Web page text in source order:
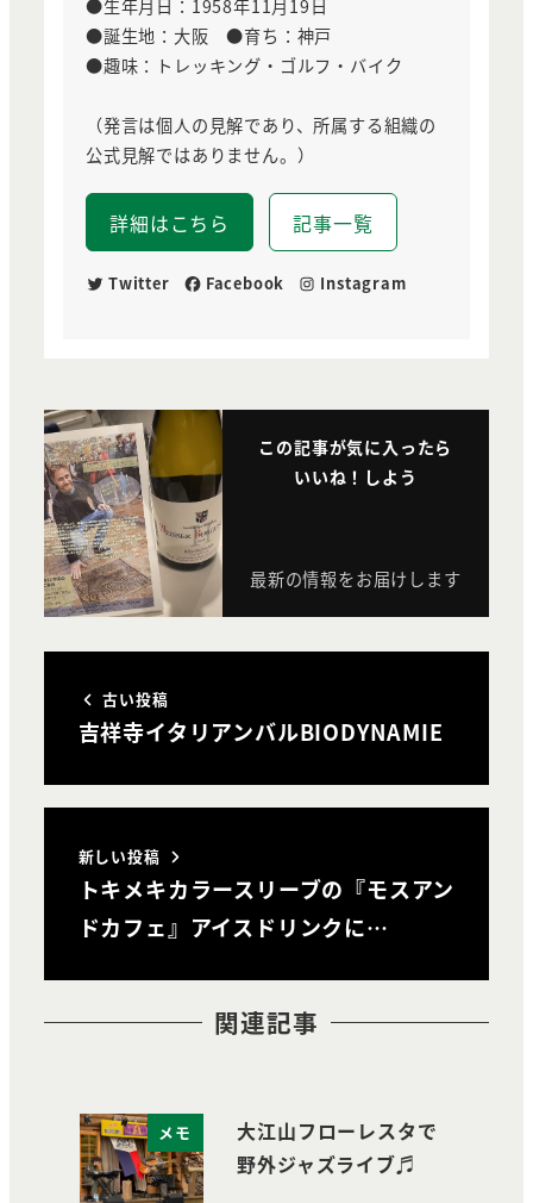
●生年月日：1958年11月19日
●誕生地：大阪 ●育ち：神戸
●趣味：トレッキング・ゴルフ・バイク
（発言は個人の見解であり、所属する組織の
公式見解ではありません。）
詳細はこちら 記事一覧
Twitter Facebook Instagram
この記事が気に入ったら
いいね！しよう
最新の情報をお届けします
古い投稿
吉祥寺イタリアンバルBIODYNAMIE
新しい投稿
トキメキカラースリーブの『モスアン
ドカフェ』アイスドリンクに…
関連記事
メモ
大江山フローレスタで
野外ジャズライブ♬